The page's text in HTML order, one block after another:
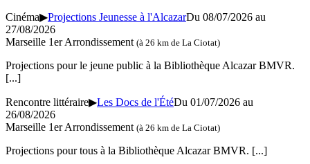
Cinéma▶Projections Jeunesse à l'AlcazarDu 08/07/2026 au
27/08/2026
Marseille 1er Arrondissement (à 26 km de La Ciotat)
Projections pour le jeune public à la Bibliothèque Alcazar BMVR.
[...]
Rencontre littéraire▶Les Docs de l'ÉtéDu 01/07/2026 au
26/08/2026
Marseille 1er Arrondissement (à 26 km de La Ciotat)
Projections pour tous à la Bibliothèque Alcazar BMVR. [...]